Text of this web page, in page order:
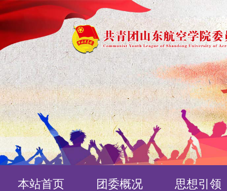
本站首页 团委概况 思想引领